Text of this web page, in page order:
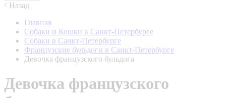
Назад
Главная
Собаки и Кошки в Санкт-Петербурге
Собаки в Санкт-Петербурге
Французские бульдоги в Санкт-Петербурге
Девочка французского бульдога
Девочка французского